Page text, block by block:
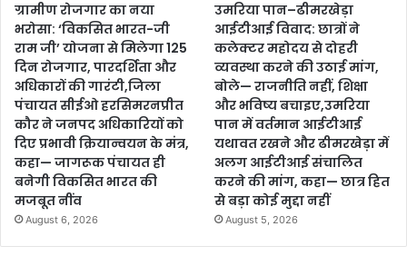
ग्रामीण रोजगार का नया
भरोसा: ‘विकसित भारत-जी
राम जी’ योजना से मिलेगा 125
दिन रोजगार, पारदर्शिता और
अधिकारों की गारंटी,जिला
पंचायत सीईओ हरसिमरनप्रीत
कौर ने जनपद अधिकारियों को
दिए प्रभावी क्रियान्वयन के मंत्र,
कहा— जागरूक पंचायत ही
बनेगी विकसित भारत की
मजबूत नींव
August 6, 2026
उमरिया पान–ढीमरखेड़ा
आईटीआई विवाद: छात्रों ने
कलेक्टर महोदय से दोहरी
व्यवस्था करने की उठाई मांग,
बोले— राजनीति नहीं, शिक्षा
और भविष्य बचाइए,उमरिया
पान में वर्तमान आईटीआई
यथावत रखने और ढीमरखेड़ा में
अलग आईटीआई संचालित
करने की मांग, कहा— छात्र हित
से बड़ा कोई मुद्दा नहीं
August 5, 2026